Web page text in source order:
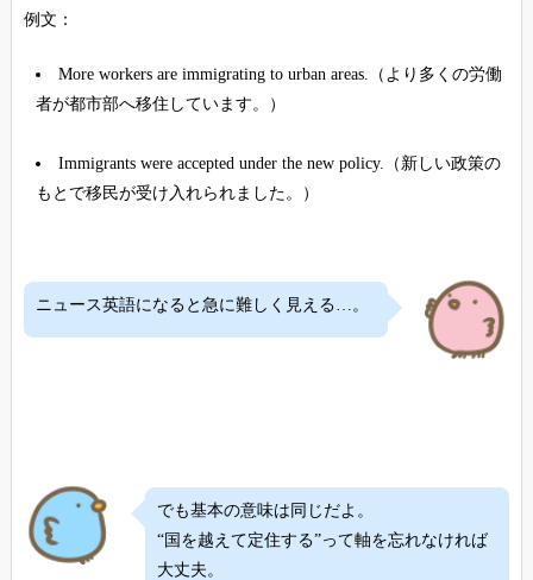
例文：
More workers are immigrating to urban areas.（より多くの労働
者が都市部へ移住しています。）
Immigrants were accepted under the new policy.（新しい政策の
もとで移民が受け入れられました。）
ニュース英語になると急に難しく見える…。
でも基本の意味は同じだよ。
“国を越えて定住する”って軸を忘れなければ
大丈夫。